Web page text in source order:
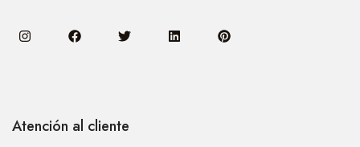
Atención al cliente